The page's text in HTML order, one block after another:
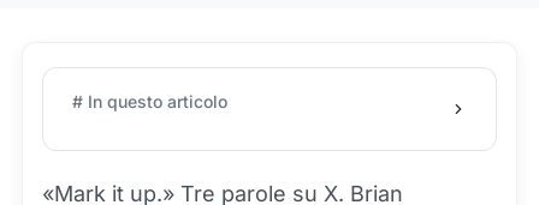
# In questo articolo
«Mark it up.» Tre parole su X. Brian